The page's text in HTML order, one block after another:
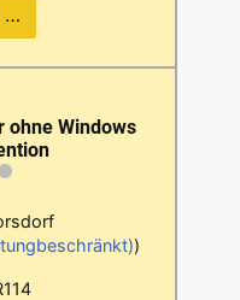
…
ohne Windows
)